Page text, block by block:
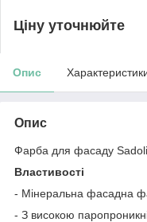
Ціну уточнюйте
Опис
Опис
Фарба для фасаду
Властивості
- Мінеральна фасадна
- З високою